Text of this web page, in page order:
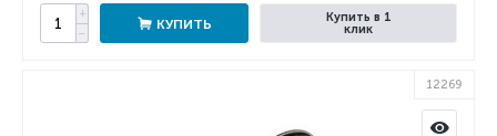
+
−
КУПИТЬ
Купить в 1
клик
12269